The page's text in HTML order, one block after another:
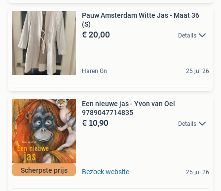
Pauw Amsterdam Witte Jas - Maat 36
(S)
€ 20,00 Details
Haren Gn 25 jul 26
Scherpste prijs
Een nieuwe jas - Yvon van Oel
9789047714835
€ 10,90 Details
Bezoek website 25 jul 26